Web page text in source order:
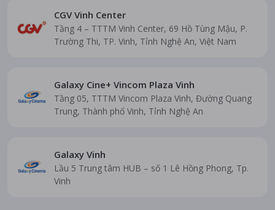
CGV Vinh Center
Tầng 4 – TTTM Vinh Center, 69 Hồ Tùng Mậu, P.
Trường Thi, TP. Vinh, Tỉnh Nghệ An, Việt Nam
Galaxy Cine+ Vincom Plaza Vinh
Tầng 05, TTTM Vincom Plaza Vinh​, Đường Quang
Trung, Thành phố Vinh, Tỉnh Nghệ An
Galaxy Vinh
Lầu 5 Trung tâm HUB – số 1 Lê Hồng Phong, Tp.
Vinh